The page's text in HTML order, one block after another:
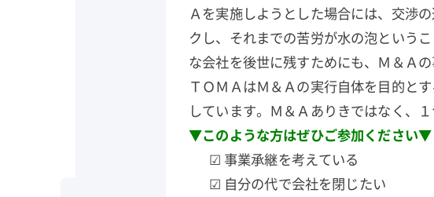
Ａを実施しようとした場合には、交渉
クし、それまでの苦労が水の泡という
な会社を後世に残すためにも、Ｍ＆Ａ
ＴＯＭＡはＭ＆Ａの実行自体を目的と
しています。Ｍ＆Ａありきではなく、
▼このような方はぜひご参加ください▼
☑ 事業承継を考えている
☑ 自分の代で会社を閉じたい